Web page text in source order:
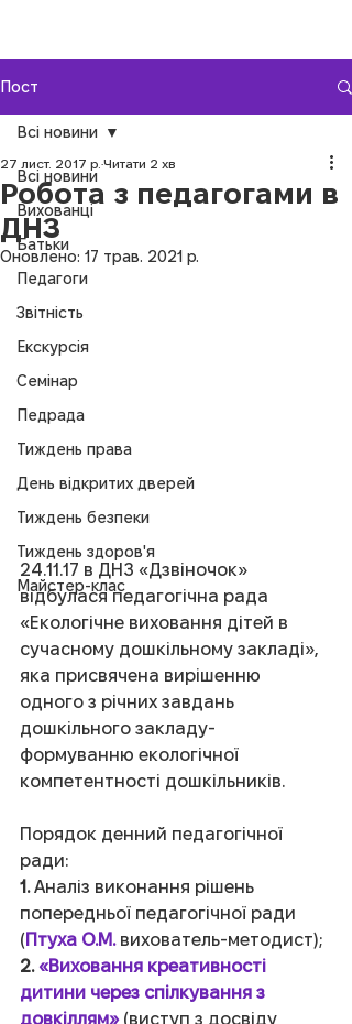
Пост
Всі новини
Вихованці
Батьки
Педагоги
Звітність
Екскурсія
Семінар
Педрада
Тиждень права
День відкритих дверей
Тиждень безпеки
Тиждень здоров'я
Майстер-клас
Всі новини
Робота з педагогами в
ДНЗ
27 лист. 2017 р. Читати 2 хв
Оновлено: 17 трав. 2021 р.
24.11.17 в ДНЗ «Дзвіночок»
відбулася педагогічна рада
«Екологічне виховання дітей в
сучасному дошкільному закладі»,
яка присвячена вирішенню
одного з річних завдань
дошкільного закладу-
формуванню екологічної
компетентності дошкільників.
Порядок денний педагогічної
ради:
1. Аналіз виконання рішень
попередньої педагогічної ради
(Птуха О.М. вихователь-методист);
2. «Виховання креативності
дитини через спілкування з
довкіллям» (виступ з досвіду